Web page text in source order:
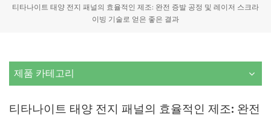
티타나이트 태양 전지 패널의 효율적인 제조: 완전 증발 공정 및 레이저 스크라
이빙 기술로 얻은 좋은 결과
제품 카테고리
티타나이트 태양 전지 패널의 효율적인 제조: 완전